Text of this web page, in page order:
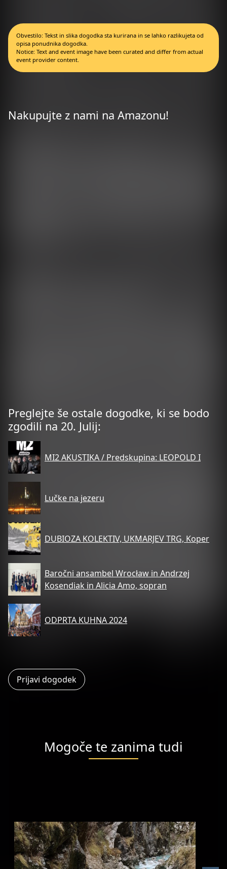
Obvestilo: Tekst in slika dogodka sta kurirana in se lahko razlikujeta od
opisa ponudnika dogodka.
Notice: Text and event image have been curated and differ from actual
event provider content.
Nakupujte z nami na Amazonu!
Preglejte še ostale dogodke, ki se bodo
zgodili na 20. Julij:
MI2 AKUSTIKA / Predskupina: LEOPOLD I
Lučke na jezeru
DUBIOZA KOLEKTIV, UKMARJEV TRG, Koper
Baročni ansambel Wrocław in Andrzej
Kosendiak in Alicia Amo, sopran
ODPRTA KUHNA 2024
Prijavi dogodek
Mogoče te zanima tudi